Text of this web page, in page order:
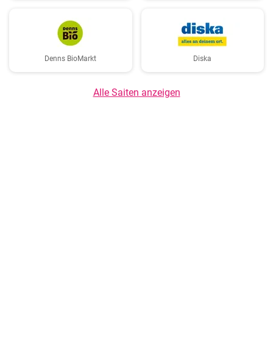
Denns BioMarkt Diska
Alle Saiten anzeigen